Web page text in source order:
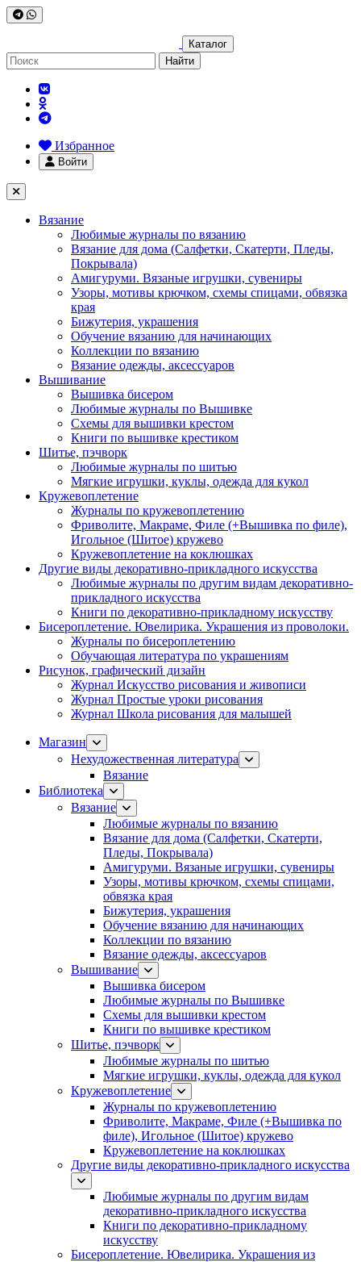
Каталог
Найти
Избранное
Войти
Вязание
Любимые журналы по вязанию
Вязание для дома (Салфетки, Скатерти, Пледы,
Покрывала)
Амигуруми. Вязаные игрушки, сувениры
Узоры, мотивы крючком, схемы спицами, обвязка
края
Бижутерия, украшения
Обучение вязанию для начинающих
Коллекции по вязанию
Вязание одежды, аксессуаров
Вышивание
Вышивка бисером
Любимые журналы по Вышивке
Схемы для вышивки крестом
Книги по вышивке крестиком
Шитье, пэчворк
Любимые журналы по шитью
Мягкие игрушки, куклы, одежда для кукол
Кружевоплетение
Журналы по кружевоплетению
Фриволите, Макраме, Филе (+Вышивка по филе),
Игольное (Шитое) кружево
Кружевоплетение на коклюшках
Другие виды декоративно-прикладного искусства
Любимые журналы по другим видам декоративно-
прикладного искусства
Книги по декоративно-прикладному искусству
Бисероплетение. Ювелирика. Украшения из проволоки.
Журналы по бисероплетению
Обучающая литература по украшениям
Рисунок, графический дизайн
Журнал Искусство рисования и живописи
Журнал Простые уроки рисования
Журнал Школа рисования для малышей
Магазин
Нехудожественная литература
Вязание
Библиотека
Вязание
Любимые журналы по вязанию
Вязание для дома (Салфетки, Скатерти,
Пледы, Покрывала)
Амигуруми. Вязаные игрушки, сувениры
Узоры, мотивы крючком, схемы спицами,
обвязка края
Бижутерия, украшения
Обучение вязанию для начинающих
Коллекции по вязанию
Вязание одежды, аксессуаров
Вышивание
Вышивка бисером
Любимые журналы по Вышивке
Схемы для вышивки крестом
Книги по вышивке крестиком
Шитье, пэчворк
Любимые журналы по шитью
Мягкие игрушки, куклы, одежда для кукол
Кружевоплетение
Журналы по кружевоплетению
Фриволите, Макраме, Филе (+Вышивка по
филе), Игольное (Шитое) кружево
Кружевоплетение на коклюшках
Другие виды декоративно-прикладного искусства
Любимые журналы по другим видам
декоративно-прикладного искусства
Книги по декоративно-прикладному
искусству
Бисероплетение. Ювелирика. Украшения из